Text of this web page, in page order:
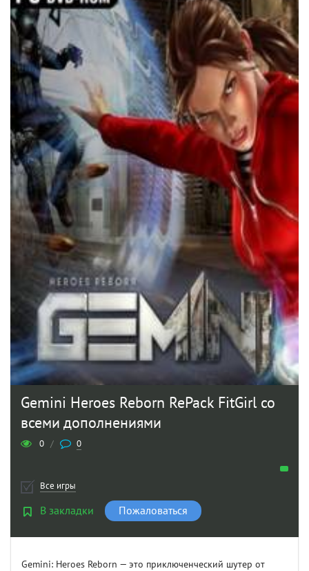
Gemini Heroes Reborn RePack FitGirl со
всеми дополнениями
0 / 0
Все игры
В закладки Пожаловаться
Gemini: Heroes Reborn — это приключенческий шутер от